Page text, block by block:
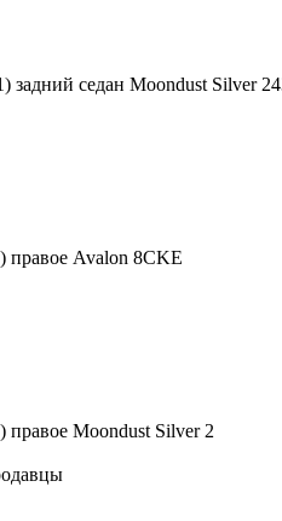
задний седан Moondust Silver
правое Avalon 8CKE
Moondust Silver 2